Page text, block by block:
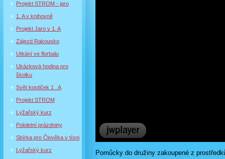
Projekt STROM - jaro
1. A v knihovně
Projekt Jaro v 1. A
Zájezd Rakousko
Utkání ve florbalu
Ukázková hodina pro
školku
Svět kostiček 1 . A
Projekt STROM
Lyžařský kurz
Pololetní prázdniny
Sbírka pro Člověka v tísni
Lyžařský kurz Pomůcky do družiny zakoupené z